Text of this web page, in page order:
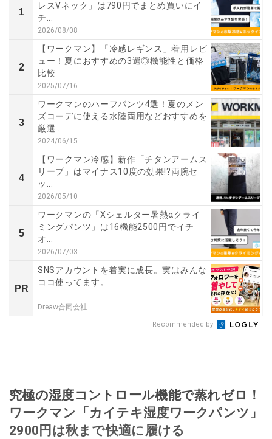
1
レスVネック」は790円でまとめ買いにイ
チ...
2026/08/08
2
【ワークマン】「冷感レギンス」着用レビ
ュー！夏におすすめの3選◎機能性と価格
比較
2025/07/16
3
ワークマンのハーフパンツ4選！夏のメン
ズコーデに使える水陸両用などおすすめを
厳選...
2024/06/15
4
【ワークマン冷感】新作「チタンアームス
リーブ」はマイナス10度の効果!?両腕セ
ッ...
2026/05/10
5
ワークマンの「Xシェルター暑熱αクライ
ミングパンツ」は16機能2500円でイチ
オ...
2026/07/03
PR
SNSアカウントを着実に成長。実はみんな
ココ使ってます。
Dreaw合同会社
Recommended by
究極の湿度コントロール機能で蒸れゼロ！
ワークマン「カイテキ湿度ワークパンツ」
2900円は秋まで快適に履ける